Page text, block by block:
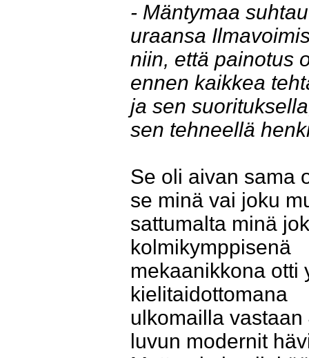
- Mäntymaa
uraansa
niin, että painotus
ennen kaikkea
ja sen
sen tehneellä
Se oli aivan sama
se minä vai joku
sattumalta minä
kolmikymppisenä
mekaanikkona otti
kielitaidottomana
ulkomailla vastaan
luvun modernit